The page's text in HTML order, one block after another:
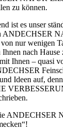
zu können.
ist es unser
ANDECHSER
nur wenigen
Ihnen nach
Ihnen – quasi
Ideen auf,
ANDECHSER